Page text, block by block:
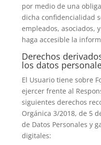
por medio de una
dicha confidencialidad
empleados, asociados,
haga accesible la
Derechos
los datos
El Usuario tiene sobre
ejercer frente al
siguientes derechos
Orgánica 3/2018, de 5
de Datos Personales y
digitales: